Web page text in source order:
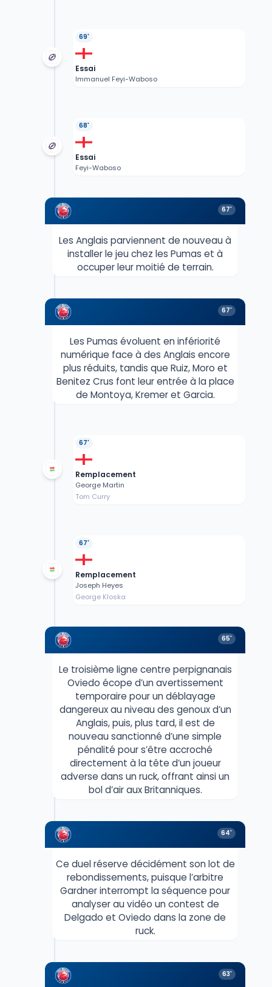
69'
Essai
Immanuel Feyi-Waboso
68'
Essai
Feyi-Waboso
67'
Les Anglais parviennent de nouveau à
installer le jeu chez les Pumas et à
occuper leur moitié de terrain.
67'
Les Pumas évoluent en infériorité
numérique face à des Anglais encore
plus réduits, tandis que Ruiz, Moro et
Benitez Crus font leur entrée à la place
de Montoya, Kremer et Garcia.
67'
Remplacement
George Martin
Tom Curry
67'
Remplacement
Joseph Heyes
George Kloska
65'
Le troisième ligne centre perpignanais
Oviedo écope d’un avertissement
temporaire pour un déblayage
dangereux au niveau des genoux d’un
Anglais, puis, plus tard, il est de
nouveau sanctionné d’une simple
pénalité pour s’être accroché
directement à la tête d’un joueur
adverse dans un ruck, offrant ainsi un
bol d’air aux Britanniques.
64'
Ce duel réserve décidément son lot de
rebondissements, puisque l’arbitre
Gardner interrompt la séquence pour
analyser au vidéo un contest de
Delgado et Oviedo dans la zone de
ruck.
63'